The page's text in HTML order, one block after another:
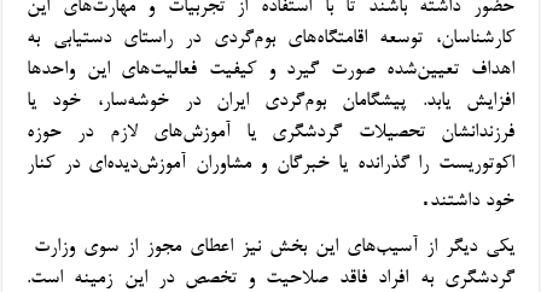
حضور داشته باشند تا با استفاده از تجربیات و مهارت‌های این
کارشناسان، توسعه اقامتگاه‌های بوم‌گردی در راستای دستیابی به
اهداف تعیین‌شده صورت گیرد و کیفیت فعالیت‌های این واحدها
افزایش یابد. پیشگامان بوم‌گردی ایران در خوشه‌سار، خود یا
فرزندانشان تحصیلات گردشگری یا آموزش‌های لازم در حوزه
اکوتوریست را گذرانده یا خبرگان و مشاوران آموزش‌دیده‌ای در کنار
خود داشتند.
یکی دیگر از آسیب‌های این بخش نیز اعطای مجوز از سوی وزارت
گردشگری به افراد فاقد صلاحیت و تخصص در این زمینه است.